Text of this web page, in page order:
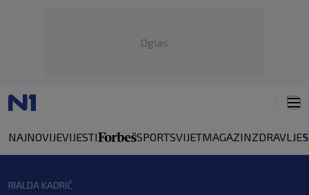
Oglas
NAJNOVIJEVIJESTI SPORTSVIJETMAGAZINZDRAVLJE
RIALDA KADRIĆ